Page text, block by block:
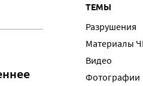
ТЕМЫ
Разрушения
Материалы
Видео
Фотографии